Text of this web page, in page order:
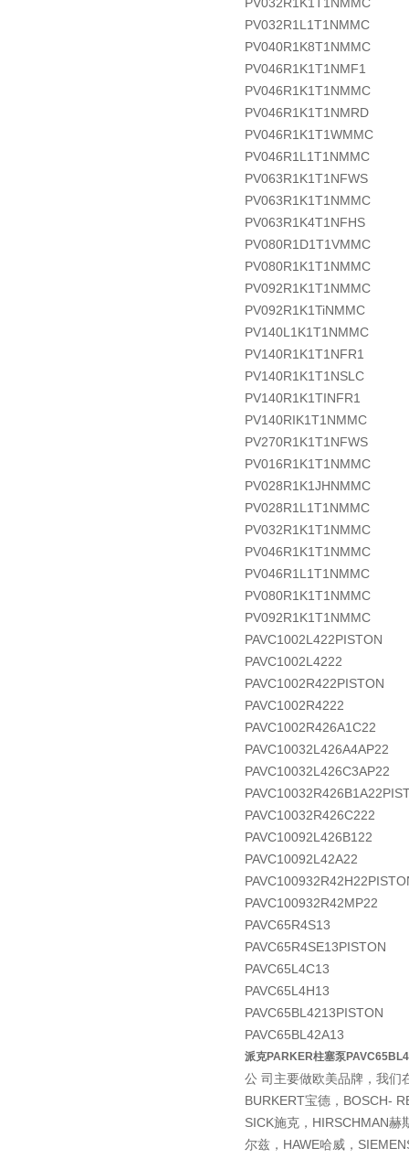
PV032R1L1T1NMMC
PV040R1K8T1NMMC
PV046R1K1T1NMF1
PV046R1K1T1NMMC
PV046R1K1T1NMRD
PV046R1K1T1WMMC
PV046R1L1T1NMMC
PV063R1K1T1NFWS
PV063R1K1T1NMMC
PV063R1K4T1NFHS
PV080R1D1T1VMMC
PV080R1K1T1NMMC
PV092R1K1T1NMMC
PV092R1K1TiNMMC
PV140L1K1T1NMMC
PV140R1K1T1NFR1
PV140R1K1T1NSLC
PV140R1K1TINFR1
PV140RIK1T1NMMC
PV270R1K1T1NFWS
PV016R1K1T1NMMC
PV028R1K1JHNMMC
PV028R1L1T1NMMC
PV032R1K1T1NMMC
PV046R1K1T1NMMC
PV046R1L1T1NMMC
PV080R1K1T1NMMC
PV092R1K1T1NMMC
PAVC1002L422PISTON
PAVC1002L4222
PAVC1002R422PISTON
PAVC1002R4222
PAVC1002R426A1C22
PAVC10032L426A4AP22
PAVC10032L426C3AP22
PAVC10032R426C222
PAVC10092L426B122
PAVC10092L42A22
PAVC100932R42MP22
PAVC65R4S13
PAVC65R4SE13PISTON
PAVC65L4C13
PAVC65L4H13
PAVC65BL4213PISTON
PAVC65BL42A13
派克PARKER柱塞泵
公 司主要做欧美品牌，我们
BURKERT宝德，BOSCH-
SICK施克，HIRSCHMAN
尔兹，HAWE哈威，